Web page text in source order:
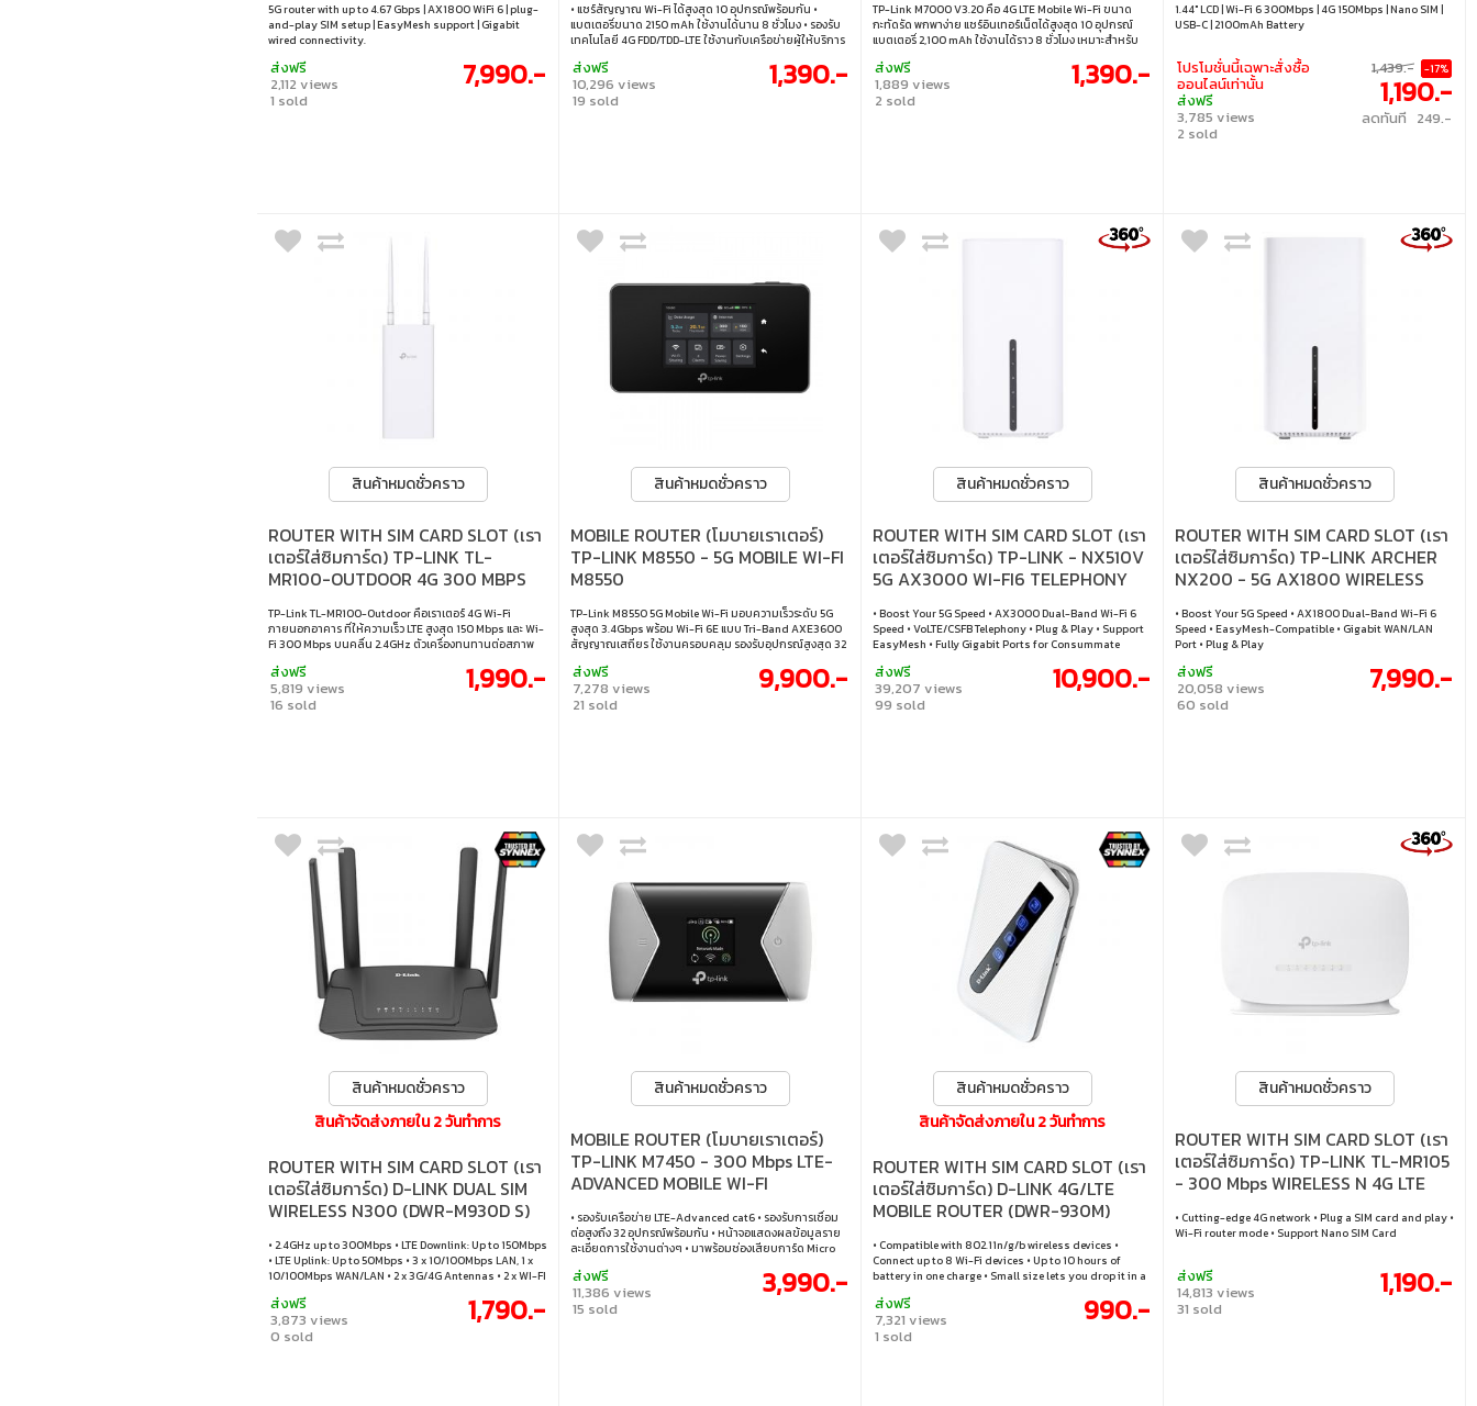
ROUTER
5G router with up to 4.67 Gbps | AX1800 WiFi 6 | plug-
and-play SIM setup | EasyMesh support | Gigabit
wired connectivity.
ส่งฟรี
2,112 views
1 sold
7,990.-
• แชร์สัญญาณ Wi-Fi ได้สูงสุด 10 อุปกรณ์พร้อมกัน •
แบตเตอรี่ขนาด 2150 mAh ใช้งานได้นาน 8 ชั่วโมง • รองรับ
เทคโนโลยี 4G FDD/TDD-LTE ใช้งานกับเครือข่ายผู้ให้บริการ
แอปพลิเคชัน tpMiFi
ส่งฟรี
10,296 views
19 sold
1,390.-
TP-Link M7000 V3.20 คือ 4G LTE Mobile Wi-Fi ขนาด
กะทัดรัด พกพาง่าย แชร์อินเทอร์เน็ตได้สูงสุด 10 อุปกรณ์
แบตเตอรี่ 2,100 mAh ใช้งานได้ราว 8 ชั่วโมง เหมาะสำหรับ
จัดการสะดวกผ่านแอปพลิเคชั่น tpMiFi • แชร์อินเทอร์เน็ตได้
สูงสุด 10 อุปกรณ์พร้อมกัน • แบตเตอรี่ขนาด 2,100 mAh ใช้
งานได้นานสูงสุด 8 ชั่วโมง • รองรับเทคโนโลยี 4G FDD/TDD-
ส่งฟรี
1,889 views
2 sold
1,390.-
1.44" LCD | Wi-Fi 6 300Mbps | 4G 150Mbps | Nano SIM |
USB-C | 2100mAh Battery
โปรโมชั่นนี้เฉพาะสั่งซื้อ
ออนไลน์เท่านั้น
ส่งฟรี
3,785 views
2 sold
1,439.- -17%
1,190.-
ลดทันที 249.-
สินค้าหมดชั่วคราว
ROUTER WITH SIM CARD SLOT (เรา
เตอร์ใส่ซิมการ์ด) TP-LINK TL-
MR100-OUTDOOR 4G 300 MBPS
WI-FI OUTDOOR ROUTER
TP-Link TL-MR100-Outdoor คือเราเตอร์ 4G Wi-Fi
ภายนอกอาคาร ที่ให้ความเร็ว LTE สูงสุด 150 Mbps และ Wi-
Fi 300 Mbps บนคลื่น 2.4GHz ตัวเครื่องทนทานต่อสภาพ
ตั้งได้หลากหลายทั้งบนเสา ผนัง หรือหน้าต่าง ใช้งานง่าย
แบบ Plug and Play รองรับ PoE และตั้งค่าง่ายผ่านแอป
Tether เหมาะสำหรับบ้านหรือพื้นที่ห่างไกล • 4G LTE and
Power Supply : รองรับทั้ง 802.3af และ PoE แบบพาสซีฟ
เพื่อความสะดวกในการจ่ายไฟ • Plug and Play : เสียบซิ
มการ์ดเพื่อเข้าถึงอินเทอร์เน็ตได้ทันที ทุกที่ • Simplified
Setup : ตั้งค่าและจัดการเครือข่ายของคุณได้ง่ายผ่านแอป
ส่งฟรี
5,819 views
16 sold
1,990.-
สินค้าหมดชั่วคราว
MOBILE ROUTER (โมบายเราเตอร์)
TP-LINK M8550 - 5G MOBILE WI-FI
M8550
TP-Link M8550 5G Mobile Wi-Fi มอบความเร็วระดับ 5G
สูงสุด 3.4Gbps พร้อม Wi-Fi 6E แบบ Tri-Band AXE3600
สัญญาณเสถียร ใช้งานครอบคลุม รองรับอุปกรณ์สูงสุด 32
และระบบ VPN เพื่อความปลอดภัยระหว่างเชื่อมต่อทุกที่ •
Superior 5G - ให้ความเร็วดาวน์โหลดสูงถึง 3.4 Gbps •
Powerful Wi-Fi 6E - เครือข่าย Tri-Band AXE3600 •
ส่งฟรี
7,278 views
21 sold
9,900.-
สินค้าหมดชั่วคราว
ROUTER WITH SIM CARD SLOT (เรา
เตอร์ใส่ซิมการ์ด) TP-LINK - NX510V
5G AX3000 WI-FI6 TELEPHONY
• Boost Your 5G Speed • AX3000 Dual-Band Wi-Fi 6
Speed • VoLTE/CSFB Telephony • Plug & Play • Support
EasyMesh • Fully Gigabit Ports for Consummate
ส่งฟรี
39,207 views
99 sold
10,900.-
สินค้าหมดชั่วคราว
ROUTER WITH SIM CARD SLOT (เรา
เตอร์ใส่ซิมการ์ด) TP-LINK ARCHER
NX200 - 5G AX1800 WIRELESS
• Boost Your 5G Speed • AX1800 Dual-Band Wi-Fi 6
Speed • EasyMesh-Compatible • Gigabit WAN/LAN
Port • Plug & Play
ส่งฟรี
20,058 views
60 sold
7,990.-
สินค้าหมดชั่วคราว
สินค้าจัดส่งภายใน 2 วันทำการ
ROUTER WITH SIM CARD SLOT (เรา
เตอร์ใส่ซิมการ์ด) D-LINK DUAL SIM
WIRELESS N300 (DWR-M930D S)
• 2.4GHz up to 300Mbps • LTE Downlink: Up to 150Mbps
• LTE Uplink: Up to 50Mbps • 3 x 10/100Mbps LAN, 1 x
10/100Mbps WAN/LAN • 2 x 3G/4G Antennas • 2 x WI-FI
TR069 management* • Supports WAN Failover (3G/4G
& Wired broadband connection) • In-built VPN Client
for secure connection
ส่งฟรี
3,873 views
0 sold
1,790.-
สินค้าหมดชั่วคราว
MOBILE ROUTER (โมบายเราเตอร์)
TP-LINK M7450 - 300 Mbps LTE-
ADVANCED MOBILE WI-FI
• รองรับเครือข่าย LTE-Advanced cat6 • รองรับการเชื่อม
ต่อสูงถึง 32 อุปกรณ์พร้อมกัน • หน้าจอแสดงผลข้อมูลราย
ละเอียดการใช้งานต่างๆ • มาพร้อมช่องเสียบการ์ด Micro
สัญญาณ Dual-band Wi-Fi • แบตเตอรี่ 3000 mAh
ส่งฟรี
11,386 views
15 sold
3,990.-
สินค้าหมดชั่วคราว
สินค้าจัดส่งภายใน 2 วันทำการ
ROUTER WITH SIM CARD SLOT (เรา
เตอร์ใส่ซิมการ์ด) D-LINK 4G/LTE
MOBILE ROUTER (DWR-930M)
• Compatible with 802.11n/g/b wireless devices •
Connect up to 8 Wi-Fi devices • Up to 10 hours of
battery in one charge • Small size lets you drop it in a
WPA/WPA2 Wi-Fi security protocols for industry
standard encryption • Built-in firewall helps keep
unwanted connections out • Wi-Fi Protected Setup
ส่งฟรี
7,321 views
1 sold
990.-
สินค้าหมดชั่วคราว
ROUTER WITH SIM CARD SLOT (เรา
เตอร์ใส่ซิมการ์ด) TP-LINK TL-MR105
- 300 Mbps WIRELESS N 4G LTE
• Cutting-edge 4G network • Plug a SIM card and play •
Wi-Fi router mode • Support Nano SIM Card
ส่งฟรี
14,813 views
31 sold
1,190.-